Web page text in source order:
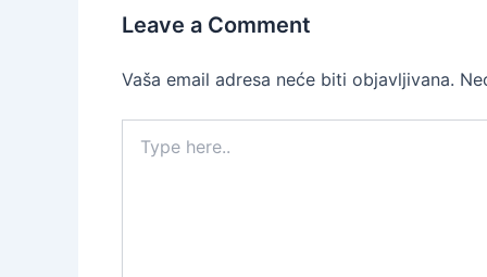
Leave a Comment
Vaša email adresa neće biti objavljivana.
here..